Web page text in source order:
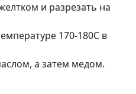
и разрезать на
170-180С в
а затем медом.